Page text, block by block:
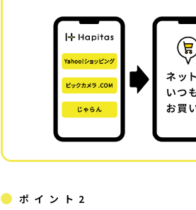
ポイント2